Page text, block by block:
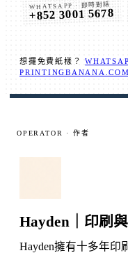
WHATSAPP · 即時對話
+852 3001 5678
想攞免費紙樣？
PRINTINGBANANA.COM
OPERATOR · 作者
Hayden｜印刷
Hayden擁有十多年印